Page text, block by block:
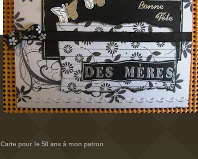
Carte pour le 50 ans à mon patron